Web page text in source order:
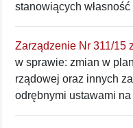
stanowiących
Zarządzenie Nr 311/15
w sprawie: zmian w
rządowej oraz innych
odrębnymi ustawami